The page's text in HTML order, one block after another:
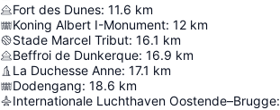
Fort des Dunes: 11.6 km
Koning Albert I-Monument: 12 km
Stade Marcel Tribut: 16.1 km
Beffroi de Dunkerque: 16.9 km
La Duchesse Anne: 17.1 km
Dodengang: 18.6 km
Internationale Luchthaven Oostende–Brugge: